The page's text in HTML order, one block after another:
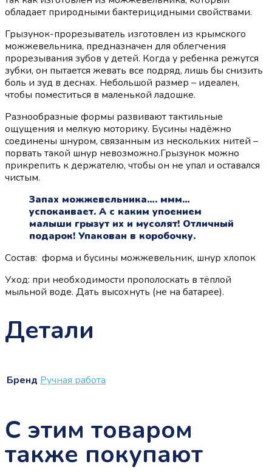
обладает природными бактерицидными свойствами.
Грызунок-прорезыватель изготовлен из крымского
можжевельника, предназначен для облегчения
прорезывания зубов у детей. Когда у ребенка режутся
зубки, он пытается жевать все подряд, лишь бы снизить
боль и зуд в деснах. Небольшой размер – идеален,
чтобы поместиться в маленькой ладошке.
Разнообразные формы развивают тактильные
ощущения и мелкую моторику. Бусины надёжно
соединены шнуром, связанным из нескольких нитей –
порвать такой шнур невозможно.Грызунок можно
прикрепить к держателю, чтобы он не упал и оставался
чистым.
Запах можжевельника…. ммм…
успокаивает. А с каким упоением
малыши грызут их и мусолят! Отличный
подарок! Упакован в коробочку.
Состав: форма и бусины можжевельник, шнур хлопок
Уход: при необходимости прополоскать в тёплой
мыльной воде. Дать высохнуть (не на батарее).
Детали
Бренд Ручная работа
С этим товаром
также покупают